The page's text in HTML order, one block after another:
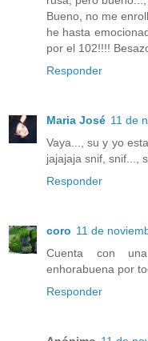
Bueno, no me
he hasta
por el 102!!!!
Responder
Maria José 11 de
Vaya..., su y yo
jajajaja snif, snif...,
Responder
coro 11 de
Cuenta con
enhorabuena por
Responder